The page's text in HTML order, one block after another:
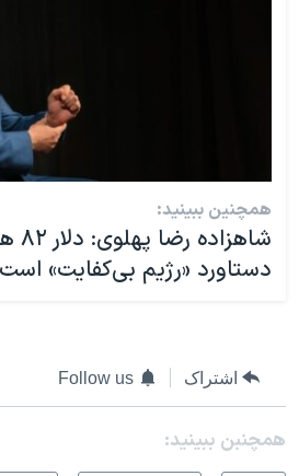
همچنین ببینید:
دستاورد «رژیم بی‌کفایت» است
اشتراک Follow us
همچنبن ببینید: